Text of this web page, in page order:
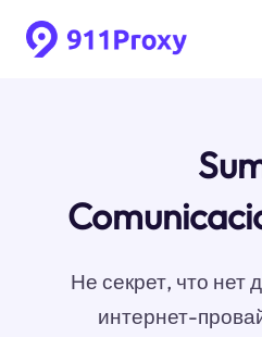
Не секрет, что нет
интернет-